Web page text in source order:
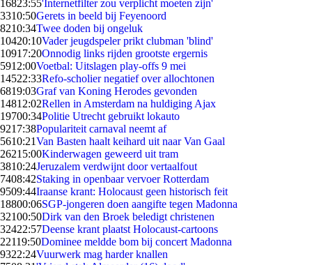
16823:55'Internetfilter zou verplicht moeten zijn'
3310:50Gerets in beeld bij Feyenoord
8210:34Twee doden bij ongeluk
10420:10Vader jeugdspeler prikt clubman 'blind'
10917:20Onnodig links rijden grootste ergernis
5912:00Voetbal: Uitslagen play-offs 9 mei
14522:33Refo-scholier negatief over allochtonen
6819:03Graf van Koning Herodes gevonden
14812:02Rellen in Amsterdam na huldiging Ajax
19700:34Politie Utrecht gebruikt lokauto
9217:38Populariteit carnaval neemt af
5610:21Van Basten haalt keihard uit naar Van Gaal
26215:00Kinderwagen geweerd uit tram
3810:24Jeruzalem verdwijnt door vertaalfout
7408:42Staking in openbaar vervoer Rotterdam
9509:44Iraanse krant: Holocaust geen historisch feit
18800:06SGP-jongeren doen aangifte tegen Madonna
32100:50Dirk van den Broek beledigt christenen
32422:57Deense krant plaatst Holocaust-cartoons
22119:50Dominee meldde bom bij concert Madonna
9322:24Vuurwerk mag harder knallen